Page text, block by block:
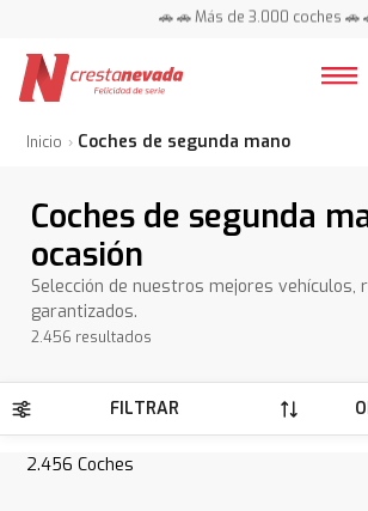
📍 Centros en toda España ⭐
📍 Centros en toda España ⭐
Inicio Coches de segunda mano
Coches de segunda
ocasión
Selección de nuestros mejores vehículos,
garantizados.
2.456 resultados
FILTRAR
2.456 Coches